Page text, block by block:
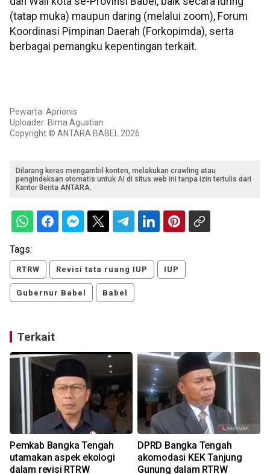
(tatap muka) maupun daring (melalui zoom), Forum
Koordinasi Pimpinan Daerah (Forkopimda), serta
berbagai pemangku kepentingan terkait.
Pewarta: Aprionis
Uploader: Bima Agustian
Copyright © ANTARA BABEL 2026
Dilarang keras mengambil konten, melakukan crawling atau
pengindeksan otomatis untuk AI di situs web ini tanpa izin tertulis dari
Kantor Berita ANTARA.
Tags:
RTRW Revisi tata ruang IUP IUP
Gubernur Babel Babel
Terkait
Pemkab Bangka Tengah
utamakan aspek ekologi
dalam revisi RTRW
DPRD Bangka Tengah
akomodasi KEK Tanjung
Gunung dalam RTRW